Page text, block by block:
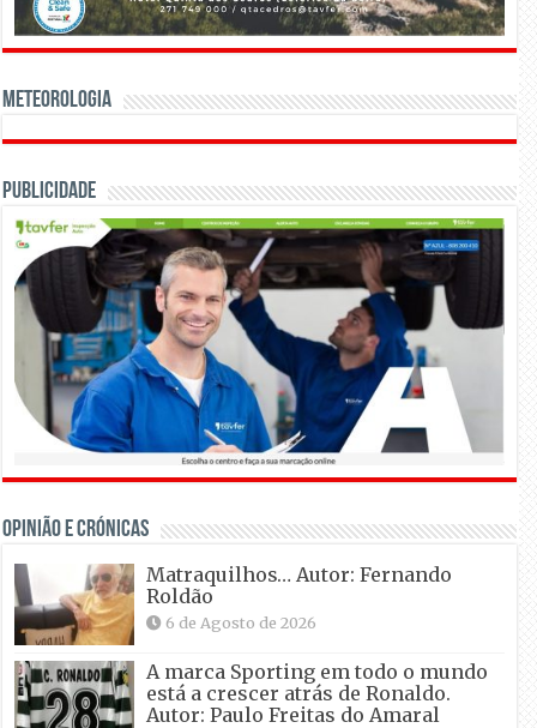
Meteorologia
Publicidade
OPINIÃO E CRÓNICAS
Matraquilhos… Autor: Fernando
Roldão
6 de Agosto de 2026
A marca Sporting em todo o mundo
está a crescer atrás de Ronaldo.
Autor: Paulo Freitas do Amaral